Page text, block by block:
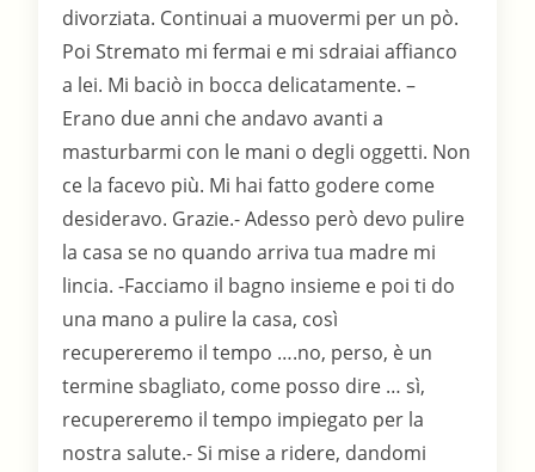
divorziata. Continuai a muovermi per un pò.
Poi Stremato mi fermai e mi sdraiai affianco
a lei. Mi baciò in bocca delicatamente. –
Erano due anni che andavo avanti a
masturbarmi con le mani o degli oggetti. Non
ce la facevo più. Mi hai fatto godere come
desideravo. Grazie.- Adesso però devo pulire
la casa se no quando arriva tua madre mi
lincia. -Facciamo il bagno insieme e poi ti do
una mano a pulire la casa, così
recupereremo il tempo ….no, perso, è un
termine sbagliato, come posso dire … sì,
recupereremo il tempo impiegato per la
nostra salute.- Si mise a ridere, dandomi